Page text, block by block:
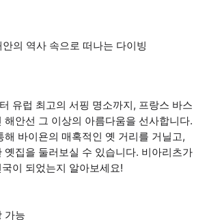
의 역사 속으로 떠나는 다이빙
유럽 최고의 서핑 명소까지, 프랑스 바스
해안선 그 이상의 아름다움을 선사합니다.
해 바이욘의 매혹적인 옛 거리를 거닐고,
옛집을 둘러보실 수 있습니다. 비아리츠가
이 되었는지 알아보세요!
가능